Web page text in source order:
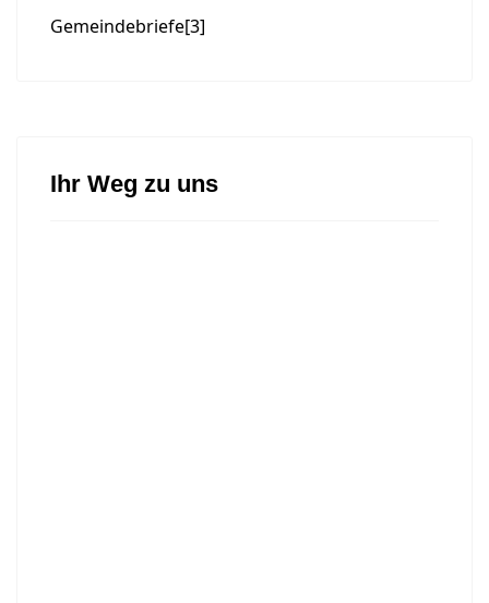
Gemeindebriefe[3]
Ihr Weg zu uns